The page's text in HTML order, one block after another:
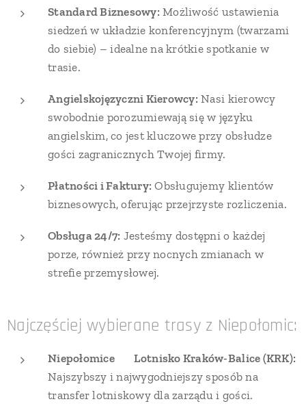
Standard Biznesowy: Możliwość ustawienia
siedzeń w układzie konferencyjnym (twarzami
do siebie) – idealne na krótkie spotkanie w
trasie.
Angielskojęzyczni Kierowcy: Nasi kierowcy
swobodnie porozumiewają się w języku
angielskim, co jest kluczowe przy obsłudze
gości zagranicznych Twojej firmy.
Płatności i Faktury: Obsługujemy klientów
biznesowych, oferując przejrzyste rozliczenia.
Obsługa 24/7: Jesteśmy dostępni o każdej
porze, również przy nocnych zmianach w
strefie przemysłowej.
Najczęściej wybierane trasy z Niepołomic:
Niepołomice ↔ Lotnisko Kraków-Balice (KRK):
Najszybszy i najwygodniejszy sposób na
transfer lotniskowy dla zarządu i gości.